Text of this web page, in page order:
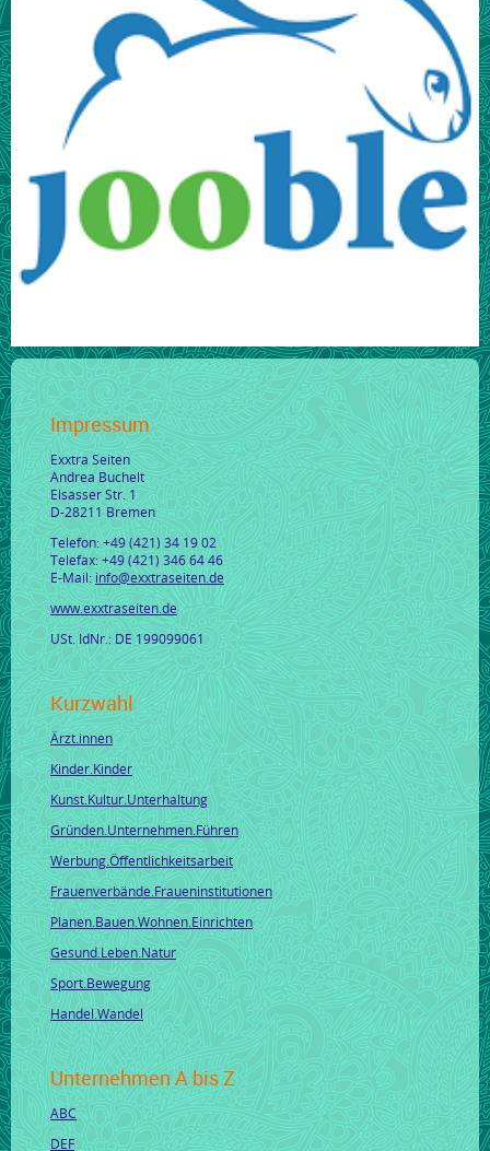
Impressum
Exxtra Seiten
Andrea Buchelt
Elsasser Str. 1
D-28211 Bremen
Telefon: +49 (421) 34 19 02
Telefax: +49 (421) 346 64 46
E-Mail: info@exxtraseiten.de
www.exxtraseiten.de
USt. IdNr.: DE 199099061
Kurzwahl
Ärzt.innen
Kinder.Kinder
Kunst.Kultur.Unterhaltung
Gründen.Unternehmen.Führen
Werbung.Öffentlichkeitsarbeit
Frauenverbände.Fraueninstitutionen
Planen.Bauen.Wohnen.Einrichten
Gesund.Leben.Natur
Sport.Bewegung
Handel.Wandel
Unternehmen A bis Z
ABC
DEF